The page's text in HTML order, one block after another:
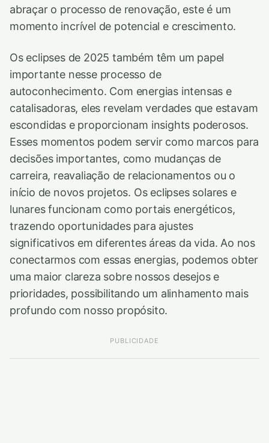
abraçar o processo de renovação, este é um
momento incrível de potencial e crescimento.
Os eclipses de 2025 também têm um papel
importante nesse processo de
autoconhecimento. Com energias intensas e
catalisadoras, eles revelam verdades que estavam
escondidas e proporcionam insights poderosos.
Esses momentos podem servir como marcos para
decisões importantes, como mudanças de
carreira, reavaliação de relacionamentos ou o
início de novos projetos. Os eclipses solares e
lunares funcionam como portais energéticos,
trazendo oportunidades para ajustes
significativos em diferentes áreas da vida. Ao nos
conectarmos com essas energias, podemos obter
uma maior clareza sobre nossos desejos e
prioridades, possibilitando um alinhamento mais
profundo com nosso propósito.
PUBLICIDADE